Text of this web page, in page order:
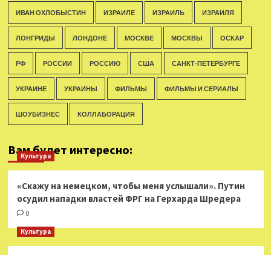
ИВАН ОХЛОБЫСТИН ИЗРАИЛЕ ИЗРАИЛЬ ИЗРАИЛЯ
ЛОНГРИДЫ ЛОНДОНЕ МОСКВЕ МОСКВЫ ОСКАР
РФ РОССИИ РОССИЮ США САНКТ-ПЕТЕРБУРГЕ
УКРАИНЕ УКРАИНЫ ФИЛЬМЫ ФИЛЬМЫ И СЕРИАЛЫ
ШОУБИЗНЕС КОЛЛАБОРАЦИЯ
Вам будет интересно:
Культура
«Скажу на немецком, чтобы меня услышали». Путин
осудил нападки властей ФРГ на Герхарда Шредера
0
Культура